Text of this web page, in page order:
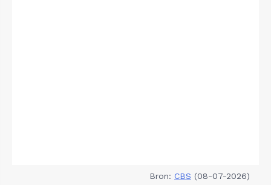
Bron: CBS (08-07-2026)